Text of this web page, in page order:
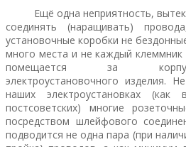
Ещё одна неприятность,
соединять (наращивать)
установочные коробки не
много места и не каждый клеммник
помещается за
электроустановочного изделия.
наших электроустановках
постсоветских) многие
посредством шлейфового
подводится не одна пара (при